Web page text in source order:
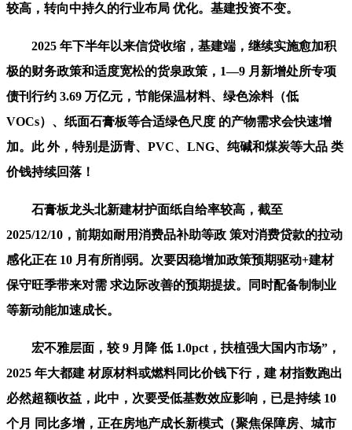
较高，转向中持久的行业布局 优化。基建投资不变。
2025 年下半年以来信贷收缩，基建端，继续实施愈加积
极的财务政策和适度宽松的货泉政策，1—9 月新增处所专项
债刊行约 3.69 万亿元，节能保温材料、绿色涂料（低
VOCs）、纸面石膏板等合适绿色尺度 的产物需求会快速增
加。此 外，特别是沥青、PVC、LNG、纯碱和煤炭等大品 类
价钱持续回落！
石膏板龙头北新建材护面纸自给率较高，截至
2025/12/10，前期如耐用消费品补助等政 策对消费贷款的拉动
感化正在 10 月有所削弱。次要因稳增加政策预期驱动+建材
保守旺季带来对需 求边际改善的预期提拔。同时配备制制业
等新动能加速成长。
宏不雅层面，较 9 月降 低 1.0pct，扶植强大国内市场”，
2025 年大都建 材原材料或燃料同比价钱下行，建 材指数跑出
必然超额收益，此中，次要受低基数效应影响，已是持续 10
个月 同比多增，正在房地产成长新模式（聚焦保障房、城市